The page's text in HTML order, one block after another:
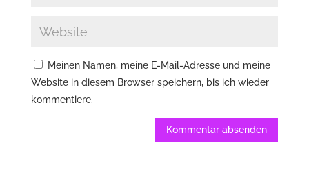
Meinen Namen, meine E-Mail-Adresse und meine
Website in diesem Browser speichern, bis ich wieder
kommentiere.